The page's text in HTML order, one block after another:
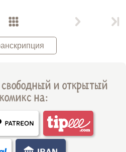
и открытый
на: